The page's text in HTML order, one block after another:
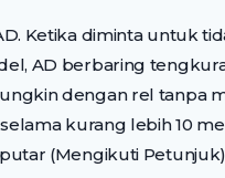
Ketika diminta untuk
AD berbaring
dengan rel tanpa
kurang lebih 10
(Mengikuti Petunjuk)